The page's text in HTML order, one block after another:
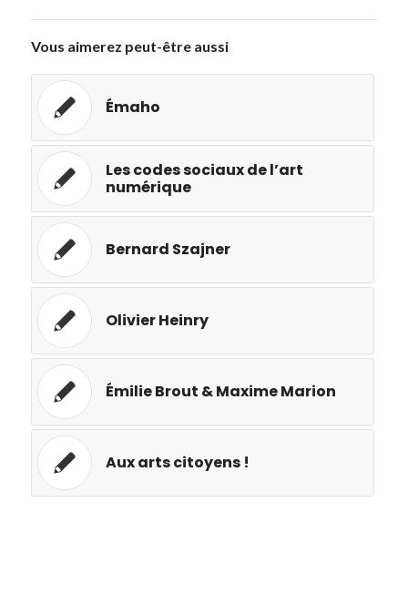
Vous aimerez peut-être aussi
Émaho
Les codes sociaux de l’art
numérique
Bernard Szajner
Olivier Heinry
Émilie Brout & Maxime Marion
Aux arts citoyens !